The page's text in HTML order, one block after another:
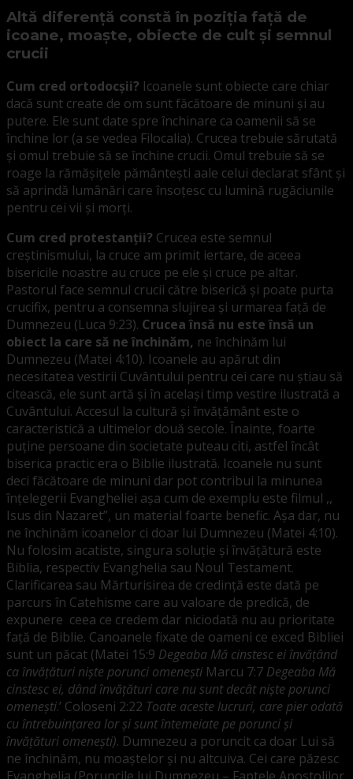
Altă diferență constă în poziția față de
icoane, moaște, obiecte de cult și semnul
crucii
Cum cred ortodocșii? Icoanele sunt obiecte care chiar
dacă sunt create de om sunt făcătoare de minuni și au
putere. Ele sunt date spre închinare ca oamenii să se
închine lor (a se vedea Filocalia). Crucea trebuie sărutată
și omul trebuie să se închine crucii. Omul trebuie să se
roage la rămășițele pământești aale celui declarat sfânt și
să aprindă lumânări care însoțesc cu lumină rugăciunile
pentru cei vii și morți.
Cum cred protestanții? Crucea este semnul
creștinismului, la cruce am primit iertare, de aceea
bisericile noastre au cruce pe ele și cruce pe altar.
Pastorul face semnul crucii către biserică și poate purta
crucifix, pentru a consemna slujirea și urmarea față de
Dumnezeu (Luca 9:23). Crucea însă nu este însă un
obiect la care să ne închinăm, ne închinăm lui
Dumnezeu (Matei 4:10). Icoanele au apărut din
necesitatea vestirii Cuvântului pentru cei care nu știau să
citească, ele sunt artă și în același timp vestire ilustrată a
Cuvântului. Accesul la cultură și învățământ este o
caracteristică a ultimelor două secole. Înainte, foarte
puține persoane din societate puteau citi, astfel încât
biserica practic era o Biblie ilustrată. Icoanele nu sunt
deci făcătoare de minuni dar pot contribui la minunea
înțelegerii Evangheliei așa cum de exemplu este filmul ,,
Isus din Nazaret”, un material foarte benefic. Așa dar, nu
ne închinăm icoanelor ci doar lui Dumnezeu (Matei 4:10).
Nu folosim acatiste, singura soluție și învățătură este
Biblia, respectiv Evanghelia sau Noul Testament.
Clarificarea sau Mărturisirea de credință este dată pe
parcurs în Catehisme care au valoare de predică, de
expunere ceea ce credem dar niciodată nu au prioritate
față de Biblie. Canoanele fixate de oameni ce exced Bibliei
sunt un păcat (Matei 15:9 Degeaba Mă cinstesc ei învăţând
ca învăţături nişte porunci omeneşti Marcu 7:7 Degeaba Mă
cinstesc ei, dând învăţături care nu sunt decât nişte porunci
omeneşti.’ Coloseni 2:22 Toate aceste lucruri, care pier odată
cu întrebuinţarea lor şi sunt întemeiate pe porunci şi
învăţături omeneşti). Dumnezeu a poruncit ca doar Lui să
ne închinăm, nu moaștelor și nu altcuiva. Cei care păzesc